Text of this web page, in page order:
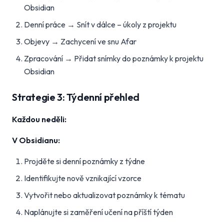
Obsidian
Denní práce → Snít v dálce – úkoly z projektu
Objevy → Zachycení ve snu Afar
Zpracování → Přidat snímky do poznámky k projektu
Obsidian
Strategie 3: Týdenní přehled
Každou neděli:
V Obsidianu:
Projděte si denní poznámky z týdne
Identifikujte nově vznikající vzorce
Vytvořit nebo aktualizovat poznámky k tématu
Naplánujte si zaměření učení na příští týden